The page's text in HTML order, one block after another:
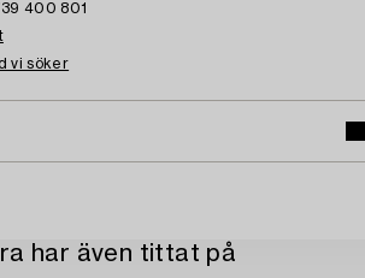
400 801
vi söker
har även tittat på